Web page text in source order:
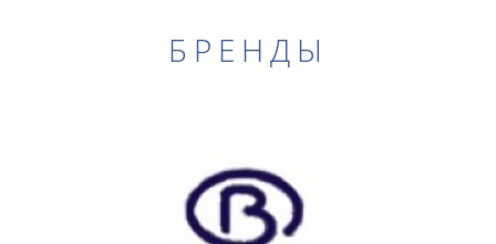
БРЕНДЫ